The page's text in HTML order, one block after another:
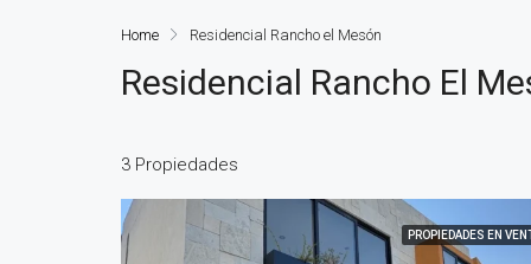
Home Residencial Rancho el Mesón
Residencial Rancho El
3 Propiedades
PROPIEDADES EN